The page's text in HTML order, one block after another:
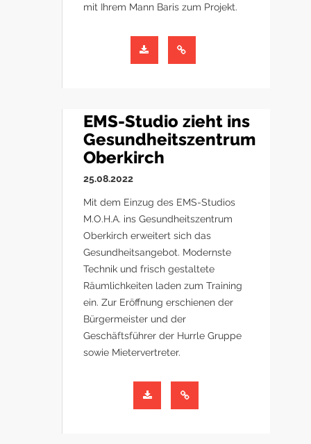
mit Ihrem Mann Baris zum Projekt.
EMS-Studio zieht ins
Gesundheitszentrum
Oberkirch
25.08.2022
Mit dem Einzug des EMS-Studios
M.O.H.A. ins Gesundheitszentrum
Oberkirch erweitert sich das
Gesundheitsangebot. Modernste
Technik und frisch gestaltete
Räumlichkeiten laden zum Training
ein. Zur Eröffnung erschienen der
Bürgermeister und der
Geschäftsführer der Hurrle Gruppe
sowie Mietervertreter.